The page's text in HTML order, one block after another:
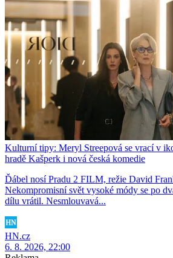
Kulturní tipy: Meryl Streepová se vrací v
hradě Kašperk i nová česká komedie
Ďábel nosí Pradu 2 FILM, režie David
Nekompromisní svět vysoké módy se po
dílu vrátil. Nesmlouvavá...
HN.cz
6. 8. 2026, 22:00